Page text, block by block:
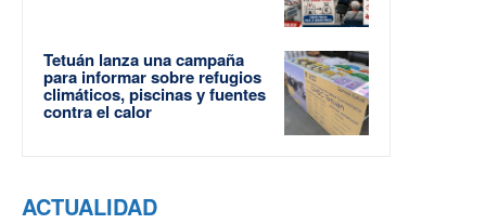
Tetuán lanza una campaña
para informar sobre refugios
climáticos, piscinas y fuentes
contra el calor
ACTUALIDAD